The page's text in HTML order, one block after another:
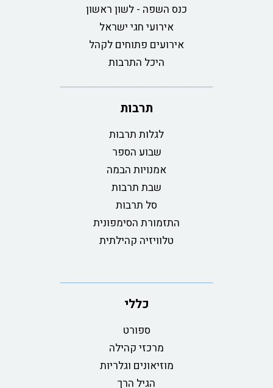
כנס השפה - לשון ראשון
אירועי חגי ישראל
אירועים פתוחים לקהל
היכל התרבות
תרבות
לגלות תרבות
שבוע הספר
אמנויות הבמה
שבת תרבות
סל תרבות
התזמורת הסימפונית
טלוויזיה קהילתית
כללי
ספורט
מרכזי קהילה
מוזיאונים וגלריות
הגיל הרך